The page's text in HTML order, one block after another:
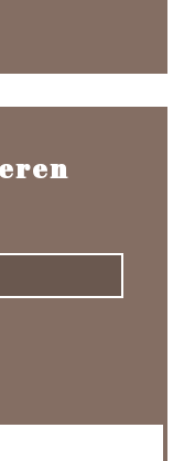
ein neues
((öffnet ein